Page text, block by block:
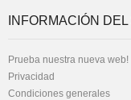
INFORMACIÓN
Prueba nuestra nueva web!
Privacidad
Condiciones generales